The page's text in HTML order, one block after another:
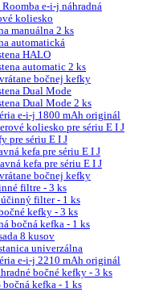
e-i-j náhradná
koliesko
manuálna 2 ks
automatická
HALO
automatic 2 ks
bočnej kefky
Dual Mode
Dual Mode 2 ks
e-i-j 1800 mAh originál
koliesko pre sériu E I J
pre sériu E I J
kefa pre sériu E I J
kefa pre sériu E I J
bočnej kefky
filtre - 3 ks
filter - 1 ks
kefky - 3 ks
bočná kefka - 1 ks
8 kusov
univerzálna
e-i-j 2210 mAh originál
bočné kefky - 3 ks
kefka - 1 ks